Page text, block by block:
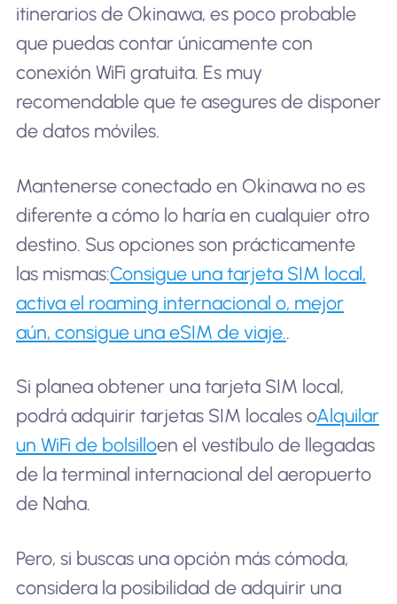
itinerarios de Okinawa, es poco probable
que puedas contar únicamente con
conexión WiFi gratuita. Es muy
recomendable que te asegures de disponer
de datos móviles.
Mantenerse conectado en Okinawa no es
diferente a cómo lo haría en cualquier otro
destino. Sus opciones son prácticamente
las mismas:Consigue una tarjeta SIM local,
activa el roaming internacional o, mejor
aún, consigue una eSIM de viaje..
Si planea obtener una tarjeta SIM local,
podrá adquirir tarjetas SIM locales oAlquilar
un WiFi de bolsilloen el vestíbulo de llegadas
de la terminal internacional del aeropuerto
de Naha.
Pero, si buscas una opción más cómoda,
considera la posibilidad de adquirir una